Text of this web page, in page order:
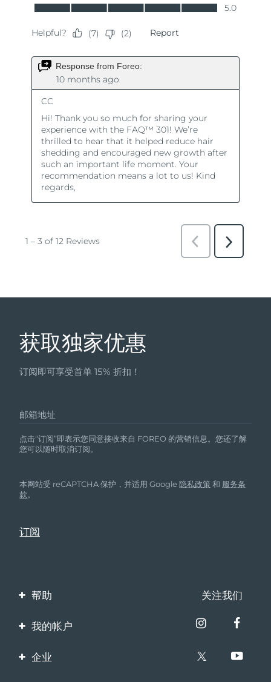
获取独家优惠
订阅即可享受首单 15% 折扣！
邮箱地址
点击“订阅”即表示您同意接收来自 FOREO 的营销信息。您还了解
您可以随时取消订阅。
本网站受 reCAPTCHA 保护，并适用 Google隐私政策 和 服务条
款。
帮助
联系我们
保修与退换货
关注我们
我的帐户
产品注册
企业